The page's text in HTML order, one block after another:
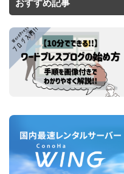
おすすめ記事